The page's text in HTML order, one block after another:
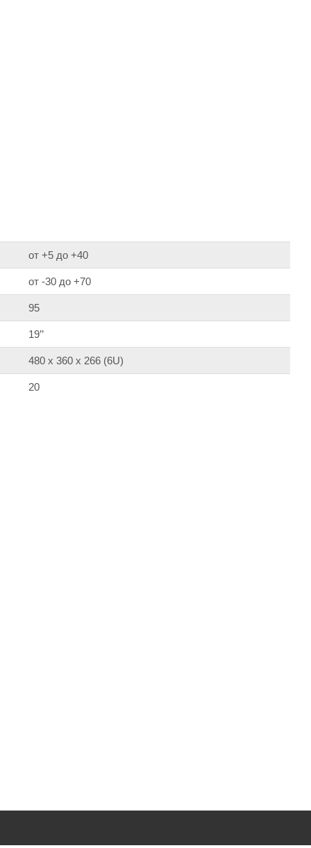
от +5 до +40
от -30 до +70
95
19’’
480 х 360 х 266 (6U)
20